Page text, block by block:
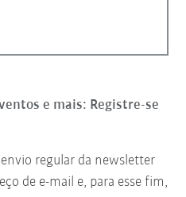
e mais: Registre-se
regular da newsletter
de e-mail e, para esse fim,